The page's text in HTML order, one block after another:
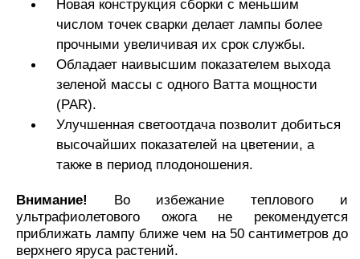
Новая конструкция сборки с меньшим
числом точек сварки делает лампы более
прочными увеличивая их срок службы.
Обладает наивысшим показателем выхода
зеленой массы с одного Ватта мощности
(PAR).
Улучшенная светоотдача позволит добиться
высочайших показателей на цветении, а
также в период плодоношения.
Внимание! Во избежание теплового и
ультрафиолетового ожога не рекомендуется
приближать лампу ближе чем на 50 сантиметров до
верхнего яруса растений.